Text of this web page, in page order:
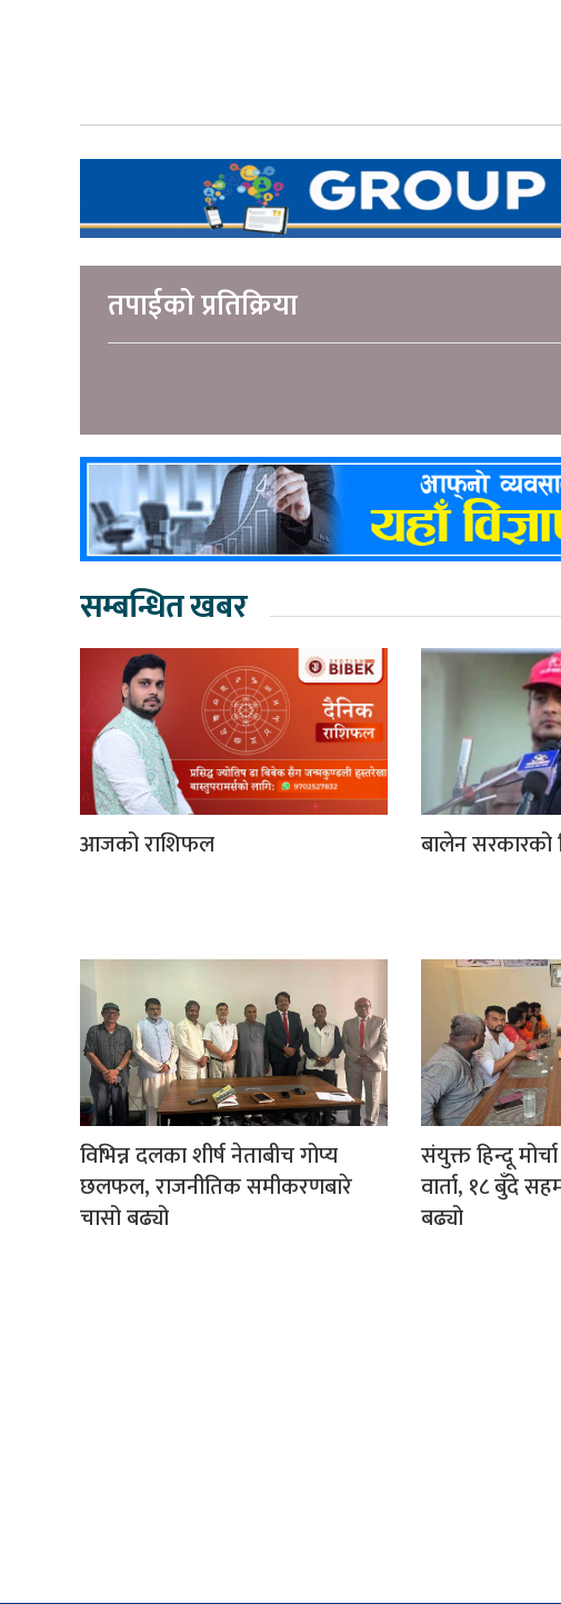
तपाईको प्रतिक्रिया
सम्बन्धित खबर
आजको राशिफल बालेन सरकारको
विभिन्न दलका शीर्ष नेताबीच गोप्य
छलफल, राजनीतिक समीकरणबारे
चासो बढ्यो
संयुक्त हिन्दू
वार्ता, १८ बुँदे
बढ्यो